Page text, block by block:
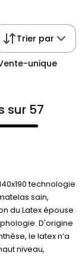
Trier par
unique
sur 57
technologie
sain,
du Latex épouse
D'origine
le latex n’a
niveau,